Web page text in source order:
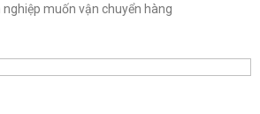
nghiệp muốn vận chuyển hàng